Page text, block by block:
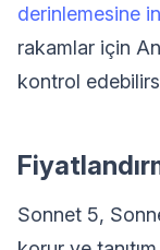
derinlemesine
rakamlar için
kontrol
Sonnet 5,